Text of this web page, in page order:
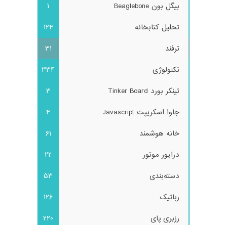
بیگل بون Beaglebone
1
تحلیل کتابخانه
124
ترفند
31
تکنولوژی
334
تینکر بورد Tinker Board
3
جاوا اسکریپت Javascript
4
خانه هوشمند
61
درایور موتور
22
دسته‌بندی
53
رباتیک
126
رزبری پای
220